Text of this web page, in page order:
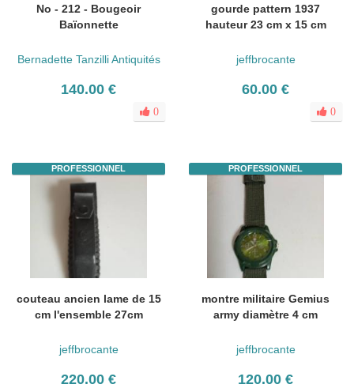
No - 212 - Bougeoir
Baïonnette
Bernadette Tanzilli Antiquités
140.00 €
0
gourde pattern 1937
hauteur 23 cm x 15 cm
jeffbrocante
60.00 €
0
PROFESSIONNEL
couteau ancien lame de 15
cm l'ensemble 27cm
jeffbrocante
220.00 €
PROFESSIONNEL
montre militaire Gemius
army diamètre 4 cm
jeffbrocante
120.00 €